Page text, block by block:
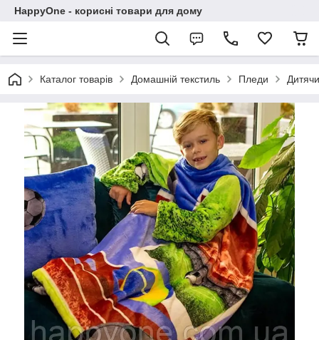
HappyOne - корисні товари для дому
Каталог товарів Домашній текстиль Пледи